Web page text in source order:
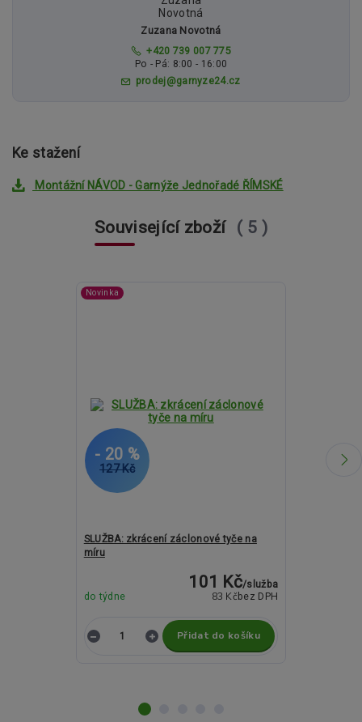
Zuzana Novotná
+420 739 007 775
Po - Pá: 8:00 - 16:00
prodej@garnyze24.cz
Ke stažení
Montážní NÁVOD - Garnýže Jednořadé ŘÍMSKÉ
Související zboží 5
Novinka
127 Kč
- 20 %
SLUŽBA: zkrácení záclonové tyče na
míru
101 Kč/služba
83 Kč bez DPH
do týdne
Přidat do košíku
1 638 Kč
- 12 %